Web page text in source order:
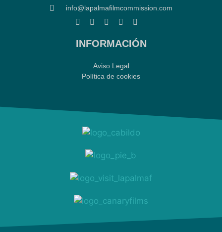
info@lapalmafilmcommission.com
INFORMACIÓN
Aviso Legal
Política de cookies